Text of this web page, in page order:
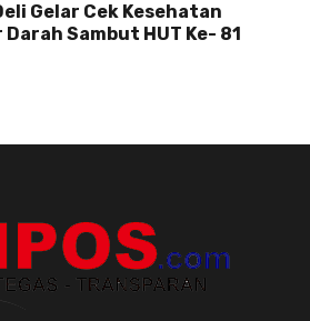
Gelar Cek Kesehatan
Sambut HUT Ke- 81